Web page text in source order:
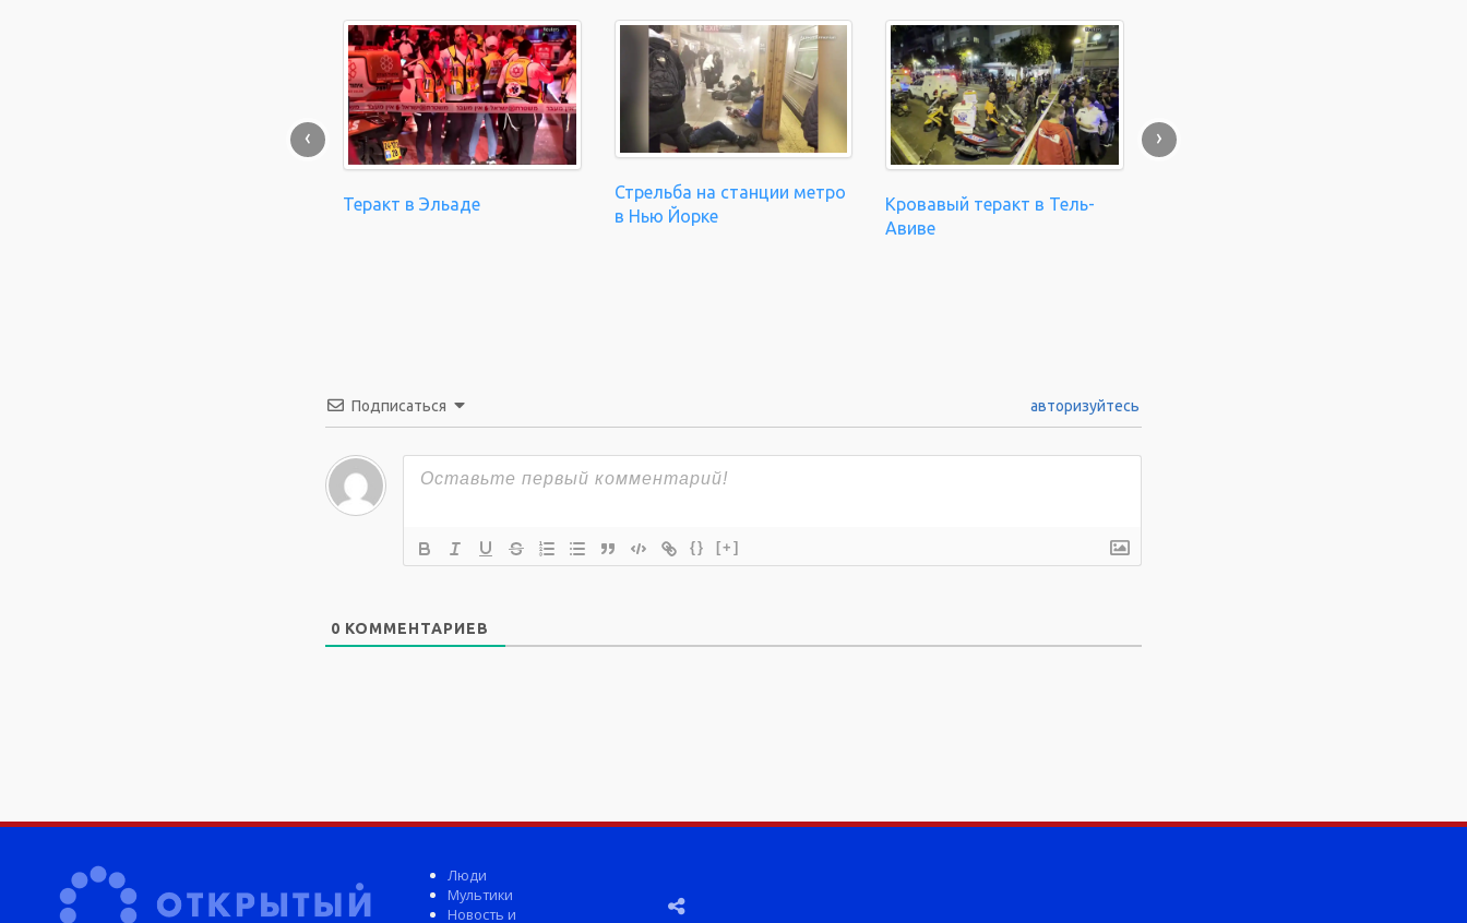
Теракт в Эльаде
Стрельба на станции метро
в Нью Йорке
Кровавый теракт в Тель-
Авиве
‹ ›
Подписаться авторизуйтесь
{} [+]
0 КОММЕНТАРИЕВ
Люди
Мультики
Новость и